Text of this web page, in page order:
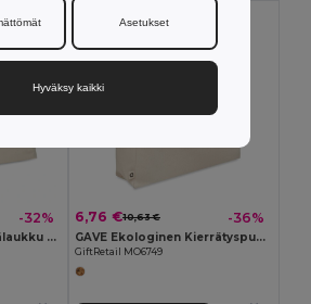
-32%
HEAVEN Rannan kylmälaukku puuvillaa
6,76 €10,63 € -36%
GAVE Ekologinen Kierrätyspuuvilla Kassi
GiftRetail MO6749
Asetukset
Hyväksy kaikki